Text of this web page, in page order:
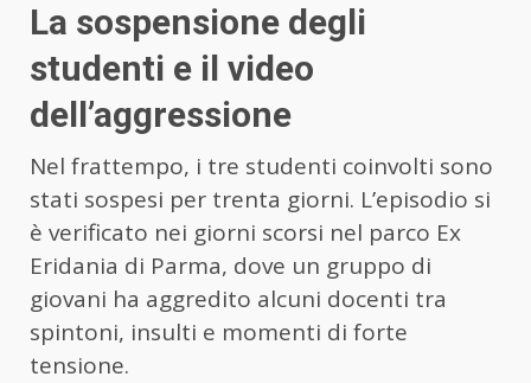
La sospensione degli
studenti e il video
dell’aggressione
Nel frattempo, i tre studenti coinvolti sono
stati sospesi per trenta giorni. L’episodio si
è verificato nei giorni scorsi nel parco Ex
Eridania di Parma, dove un gruppo di
giovani ha aggredito alcuni docenti tra
spintoni, insulti e momenti di forte
tensione.